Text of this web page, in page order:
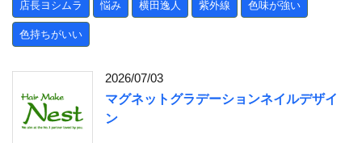
店長ヨシムラ 悩み 横田逸人 紫外線 色味が強い
色持ちがいい
2026/07/03
マグネットグラデーションネイルデザイ
ン